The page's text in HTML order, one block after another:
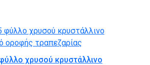
χρυσού κρυστάλλινο